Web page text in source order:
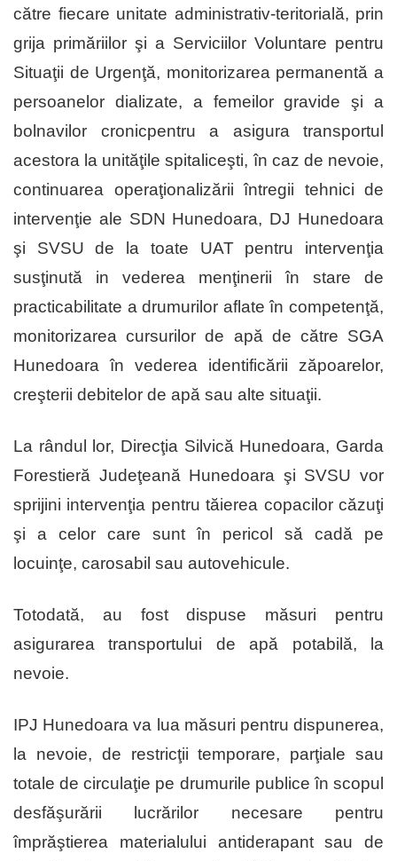
către fiecare unitate administrativ-teritorială, prin
grija primăriilor şi a Serviciilor Voluntare pentru
Situaţii de Urgenţă, monitorizarea permanentă a
persoanelor dializate, a femeilor gravide şi a
bolnavilor cronicpentru a asigura transportul
acestora la unităţile spitaliceşti, în caz de nevoie,
continuarea operaţionalizării întregii tehnici de
intervenţie ale SDN Hunedoara, DJ Hunedoara
şi SVSU de la toate UAT pentru intervenţia
susţinută in vederea menţinerii în stare de
practicabilitate a drumurilor aflate în competenţă,
monitorizarea cursurilor de apă de către SGA
Hunedoara în vederea identificării zăpoarelor,
creşterii debitelor de apă sau alte situaţii.
La rândul lor, Direcţia Silvică Hunedoara, Garda
Forestieră Judeţeană Hunedoara şi SVSU vor
sprijini intervenţia pentru tăierea copacilor căzuţi
şi a celor care sunt în pericol să cadă pe
locuinţe, carosabil sau autovehicule.
Totodată, au fost dispuse măsuri pentru
asigurarea transportului de apă potabilă, la
nevoie.
IPJ Hunedoara va lua măsuri pentru dispunerea,
la nevoie, de restricţii temporare, parţiale sau
totale de circulaţie pe drumurile publice în scopul
desfăşurării lucrărilor necesare pentru
împrăştierea materialului antiderapant sau de